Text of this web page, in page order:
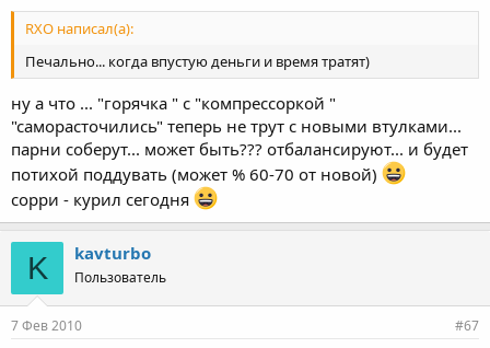
RXO написал(а):
Печально... когда впустую деньги и время тратят)
ну а что ... "горячка " с "компрессоркой "
"саморасточились" теперь не трут с новыми втулками...
парни соберут... может быть??? отбалансируют... и будет
потихой поддувать (может % 60-70 от новой)
сорри - курил сегодня
K kavturbo
Пользователь
7 Фев 2010 #67